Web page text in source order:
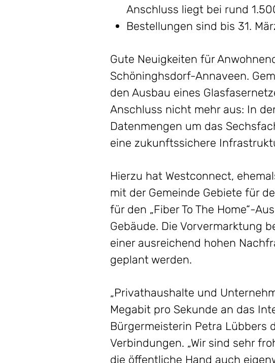
Anschluss liegt bei rund
Bestellungen sind bis 31.
Gute Neuigkeiten für
Schöninghsdorf-Annaveen.
den Ausbau eines
Anschluss nicht mehr aus: In
Datenmengen um das
eine zukunftssichere
Hierzu hat Westconnect,
mit der Gemeinde Gebiete für
für den „Fiber To The Home“-
Gebäude. Die Vorvermarktung
einer ausreichend hohen
geplant werden.
„Privathaushalte und
Megabit pro Sekunde an das
Bürgermeisterin Petra Lübbers
Verbindungen. „Wir sind sehr
die öffentliche Hand auch